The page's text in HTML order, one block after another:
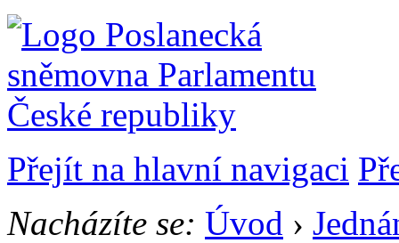
Přejít na hlavní navigaci
Nacházíte se: Úvod ›